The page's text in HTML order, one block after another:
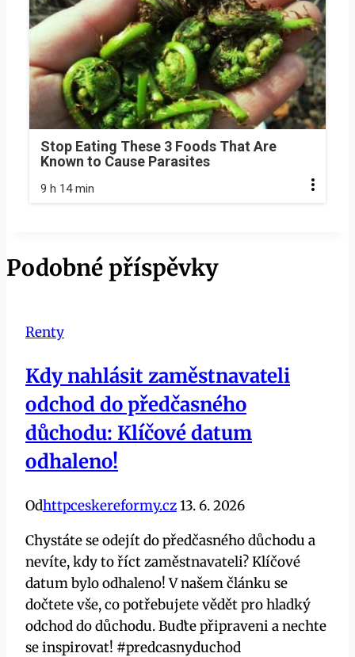
Stop Eating These 3 Foods That Are
Known to Cause Parasites
9 h 14 min
Podobné příspěvky
Renty
Kdy nahlásit zaměstnavateli
odchod do předčasného
důchodu: Klíčové datum
odhaleno!
Odhttpceskereformy.cz13. 6. 2026
Chystáte se odejít do předčasného důchodu a
nevíte, kdy to říct zaměstnavateli? Klíčové
datum bylo odhaleno! V našem článku se
dočtete vše, co potřebujete vědět pro hladký
odchod do důchodu. Buďte připraveni a nechte
se inspirovat! #predcasnyduchod